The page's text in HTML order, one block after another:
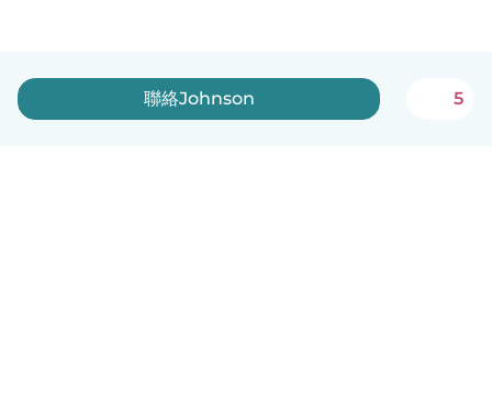
聯絡Johnson 5